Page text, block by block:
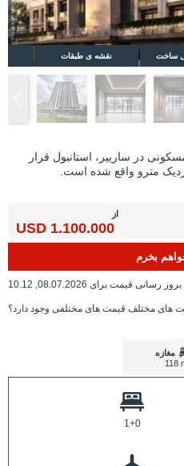
ساخت نقشه ی طبقات
در سارییر، استانبول قرار
مترو واقع شده است.
از
1.100.000 USD
بخرم
بروز رسانی قیمت برای 08.07.2026, 10.12
های مختلف قیمت های مختلفی وجود دارد؟
مغازه
118
1+0